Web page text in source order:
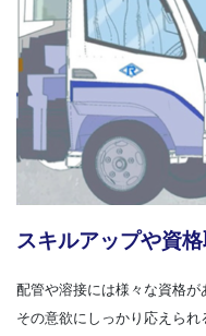
スキルアップや資
配管や溶接には様々な資格が
その意欲にしっかり応えら